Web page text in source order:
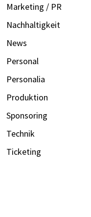
Marketing / PR
Nachhaltigkeit
News
Personal
Personalia
Produktion
Sponsoring
Technik
Ticketing